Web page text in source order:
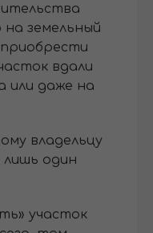
земельный
вдали
или даже на
владельцу
один
участок